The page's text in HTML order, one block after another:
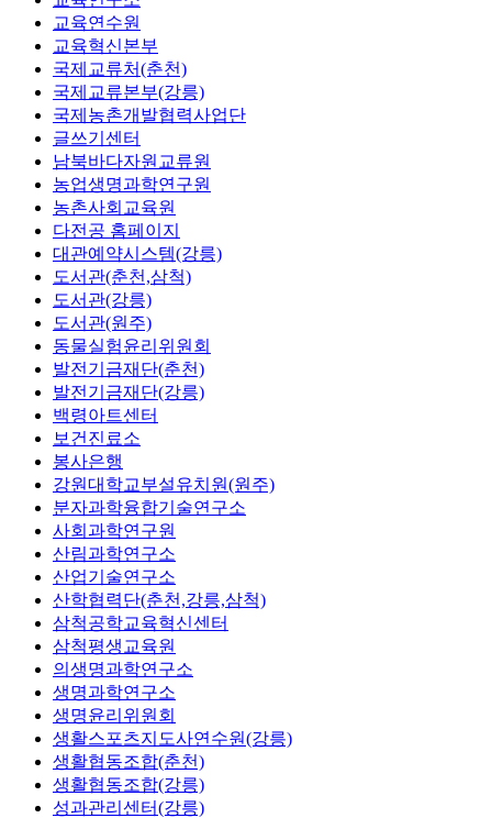
교육연수원
교육혁신본부
국제교류처(춘천)
국제교류본부(강릉)
국제농촌개발협력사업단
글쓰기센터
남북바다자원교류원
농업생명과학연구원
농촌사회교육원
다전공 홈페이지
대관예약시스템(강릉)
도서관(춘천,삼척)
도서관(강릉)
도서관(원주)
동물실험윤리위원회
발전기금재단(춘천)
발전기금재단(강릉)
백령아트센터
보건진료소
봉사은행
강원대학교부설유치원(원주)
분자과학융합기술연구소
사회과학연구원
산림과학연구소
산업기술연구소
산학협력단(춘천,강릉,삼척)
삼척공학교육혁신센터
삼척평생교육원
의생명과학연구소
생명과학연구소
생명윤리위원회
생활스포츠지도사연수원(강릉)
생활협동조합(춘천)
생활협동조합(강릉)
성과관리센터(강릉)